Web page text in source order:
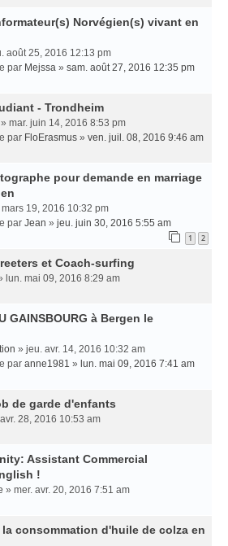
Norvégien(s) vivant en
août 25, 2016 12:13 pm
par Mejssa » sam. août 27, 2016 12:35 pm
- Trondheim
» mar. juin 14, 2016 8:53 pm
par FloErasmus » ven. juil. 08, 2016 9:46 am
pour demande en marriage
19, 2016 10:32 pm
par Jean » jeu. juin 30, 2016 5:55 am
1 2
et Coach-surfing
lun. mai 09, 2016 8:29 am
GAINSBOURG à Bergen le
» jeu. avr. 14, 2016 10:32 am
par anne1981 » lun. mai 09, 2016 7:41 am
de garde d'enfants
28, 2016 10:53 am
Assistant Commercial
!
» mer. avr. 20, 2016 7:51 am
consommation d'huile de colza en